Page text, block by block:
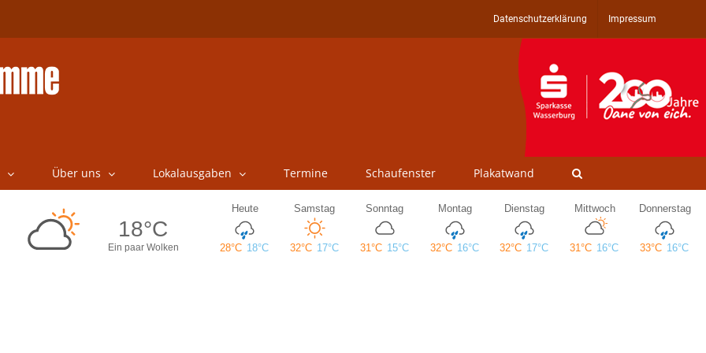
Datenschutzerklärung Impressum
Über uns Lokalausgaben Termine Schaufenster Plakatwand